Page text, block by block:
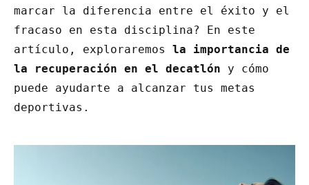
marcar la diferencia entre el éxito y el
fracaso en esta disciplina? En este
artículo, exploraremos la importancia de
la recuperación en el decatlón y cómo
puede ayudarte a alcanzar tus metas
deportivas.